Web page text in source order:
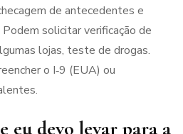
de antecedentes e
solicitar verificação de
lojas, teste de drogas.
o I‑9 (EUA) ou
eu devo levar para a